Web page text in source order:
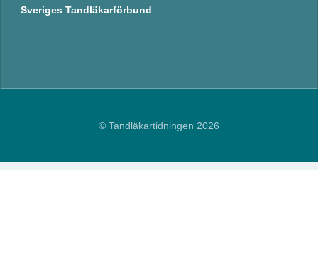
Sveriges Tandläkarförbund
© Tandläkartidningen 2026